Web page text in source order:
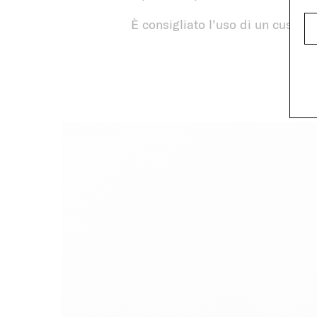
È consigliato l’uso di un